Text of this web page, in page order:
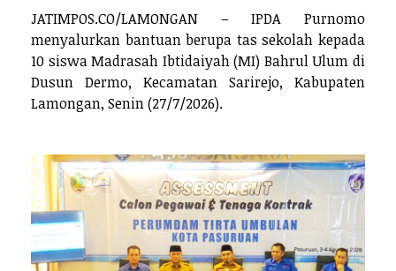
JATIMPOS.CO/LAMONGAN – IPDA Purnomo
menyalurkan bantuan berupa tas sekolah kepada
10 siswa Madrasah Ibtidaiyah (MI) Bahrul Ulum di
Dusun Dermo, Kecamatan Sarirejo, Kabupaten
Lamongan, Senin (27/7/2026).